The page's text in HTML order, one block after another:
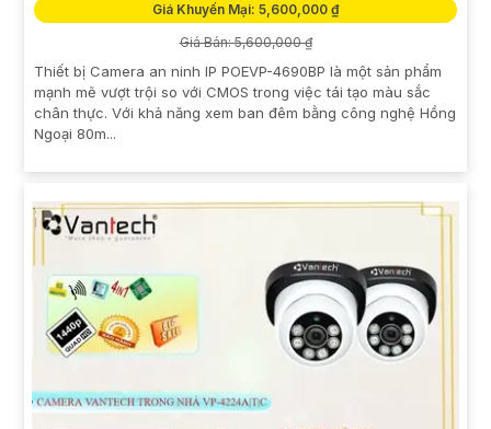
Giá Khuyến Mại: 5,600,000 ₫
Giá Bán: 5,600,000 ₫
Thiết bị Camera an ninh IP POEVP-4690BP là một sản phẩm
mạnh mẽ vượt trội so với CMOS trong việc tái tạo màu sắc
chân thực. Với khả năng xem ban đêm bằng công nghệ Hồng
Ngoại 80m...